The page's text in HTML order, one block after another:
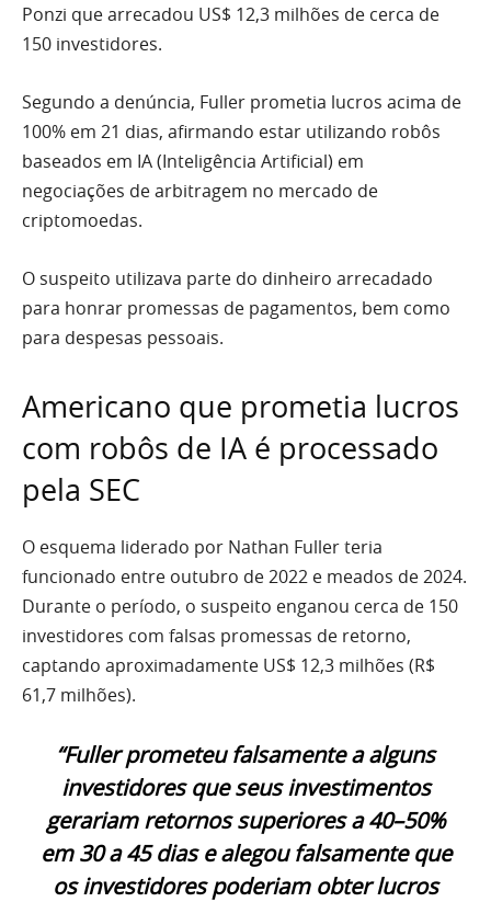
Ponzi que arrecadou US$ 12,3 milhões de cerca de
150 investidores.
Segundo a denúncia, Fuller prometia lucros acima de
100% em 21 dias, afirmando estar utilizando robôs
baseados em IA (Inteligência Artificial) em
negociações de arbitragem no mercado de
criptomoedas.
O suspeito utilizava parte do dinheiro arrecadado
para honrar promessas de pagamentos, bem como
para despesas pessoais.
Americano que prometia lucros
com robôs de IA é processado
pela SEC
O esquema liderado por Nathan Fuller teria
funcionado entre outubro de 2022 e meados de 2024.
Durante o período, o suspeito enganou cerca de 150
investidores com falsas promessas de retorno,
captando aproximadamente US$ 12,3 milhões (R$
61,7 milhões).
“Fuller prometeu falsamente a alguns
investidores que seus investimentos
gerariam retornos superiores a 40–50%
em 30 a 45 dias e alegou falsamente que
os investidores poderiam obter lucros